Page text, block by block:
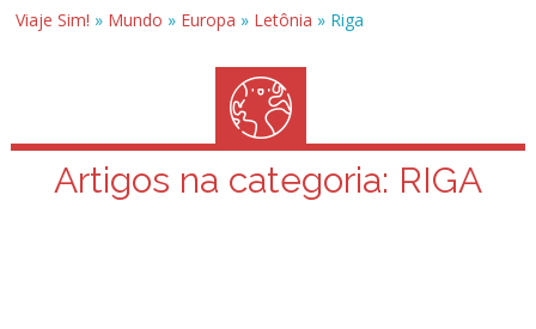
Viaje Sim! » Mundo » Europa » Letônia » Riga
Artigos na categoria: RIGA